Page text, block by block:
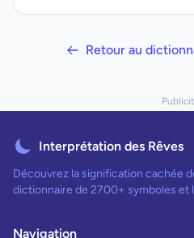
Retour au
Interprétation des Rêves
Découvrez la signification cachée
dictionnaire de 2700+ symboles et
Navigation